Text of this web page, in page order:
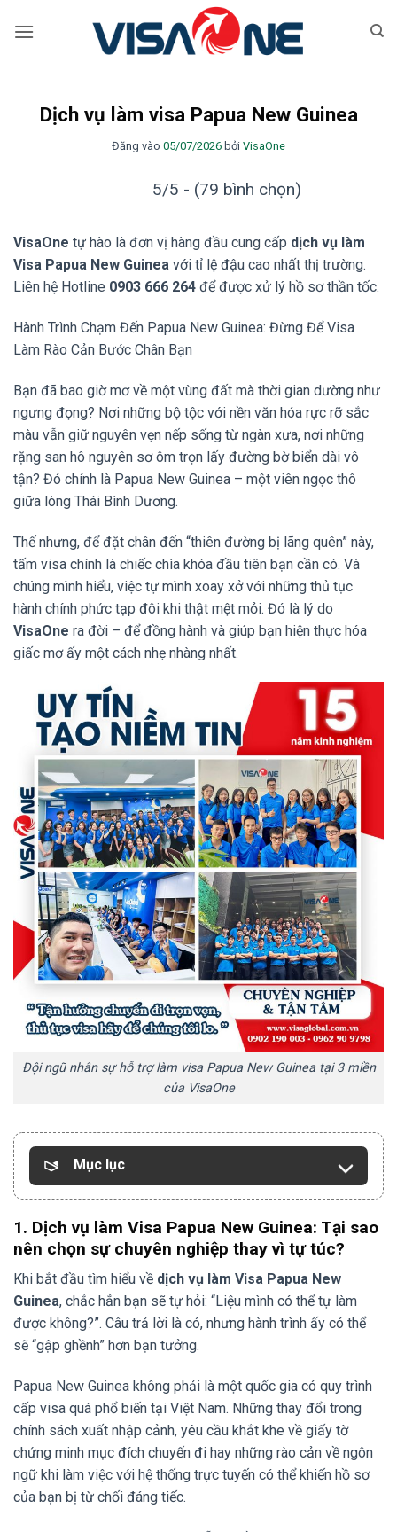
qua
Dịch vụ làm visa Papua New Guinea
Đăng vào 05/07/2026 bởi VisaOne
5/5 - (79 bình chọn)
VisaOne tự hào là đơn vị hàng đầu cung cấp dịch vụ làm
Visa Papua New Guinea với tỉ lệ đậu cao nhất thị trường.
Liên hệ Hotline 0903 666 264 để được xử lý hồ sơ thần tốc.
Hành Trình Chạm Đến Papua New Guinea: Đừng Để Visa
Làm Rào Cản Bước Chân Bạn
Bạn đã bao giờ mơ về một vùng đất mà thời gian dường như
ngưng đọng? Nơi những bộ tộc với nền văn hóa rực rỡ sắc
màu vẫn giữ nguyên vẹn nếp sống từ ngàn xưa, nơi những
rặng san hô nguyên sơ ôm trọn lấy đường bờ biển dài vô
tận? Đó chính là Papua New Guinea – một viên ngọc thô
giữa lòng Thái Bình Dương.
Thế nhưng, để đặt chân đến “thiên đường bị lãng quên” này,
tấm visa chính là chiếc chìa khóa đầu tiên bạn cần có. Và
chúng mình hiểu, việc tự mình xoay xở với những thủ tục
hành chính phức tạp đôi khi thật mệt mỏi. Đó là lý do
VisaOne ra đời – để đồng hành và giúp bạn hiện thực hóa
giấc mơ ấy một cách nhẹ nhàng nhất.
Đội ngũ nhân sự hỗ trợ làm visa Papua New Guinea tại 3 miền
của VisaOne
Mục lục
1. Dịch vụ làm Visa Papua New Guinea: Tại sao
nên chọn sự chuyên nghiệp thay vì tự túc?
Khi bắt đầu tìm hiểu về dịch vụ làm Visa Papua New
Guinea, chắc hẳn bạn sẽ tự hỏi: “Liệu mình có thể tự làm
được không?”. Câu trả lời là có, nhưng hành trình ấy có thể
sẽ “gập ghềnh” hơn bạn tưởng.
Papua New Guinea không phải là một quốc gia có quy trình
cấp visa quá phổ biến tại Việt Nam. Những thay đổi trong
chính sách xuất nhập cảnh, yêu cầu khắt khe về giấy tờ
chứng minh mục đích chuyến đi hay những rào cản về ngôn
ngữ khi làm việc với hệ thống trực tuyến có thể khiến hồ sơ
của bạn bị từ chối đáng tiếc.